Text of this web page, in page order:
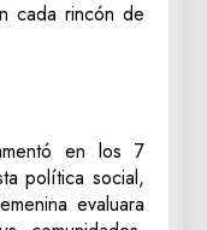
cada rincón de
en los 7
política social,
evaluara